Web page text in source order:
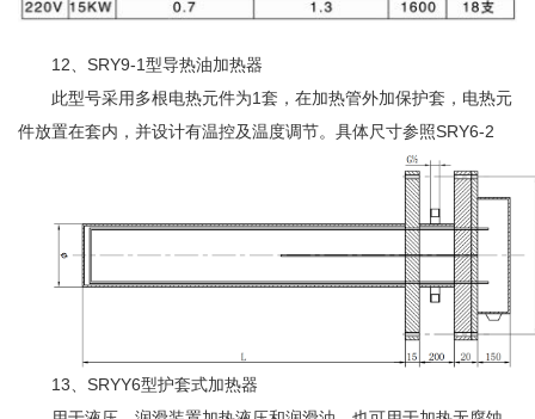
12、SRY9-1型导热油加热器
此型号采用多根电热元件为1套，在加热管外加保护套，电热元
件放置在套内，并设计有温控及温度调节。具体尺寸参照SRY6-2
13、SRYY6型护套式加热器